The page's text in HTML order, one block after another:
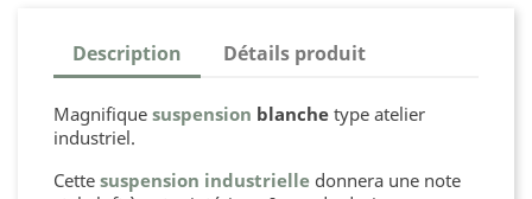
Description Détails produit
Magnifique suspension blanche type atelier
industriel.
Cette suspension industrielle donnera une note